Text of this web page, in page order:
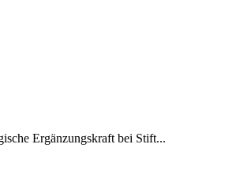
Ergänzungskraft bei Stift...